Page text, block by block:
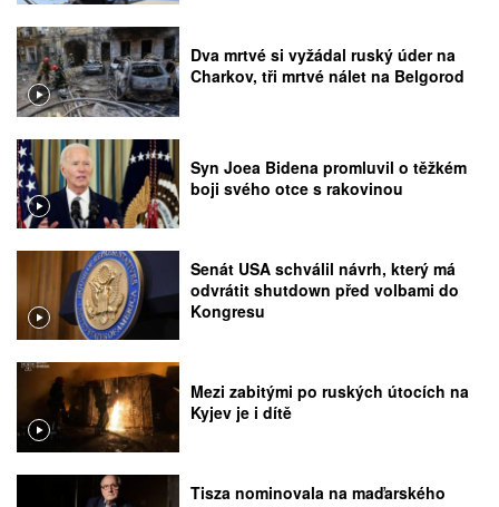
Dva mrtvé si vyžádal ruský úder na
Charkov, tři mrtvé nálet na Belgorod
Syn Joea Bidena promluvil o těžkém
boji svého otce s rakovinou
Senát USA schválil návrh, který má
odvrátit shutdown před volbami do
Kongresu
Mezi zabitými po ruských útocích na
Kyjev je i dítě
Tisza nominovala na maďarského